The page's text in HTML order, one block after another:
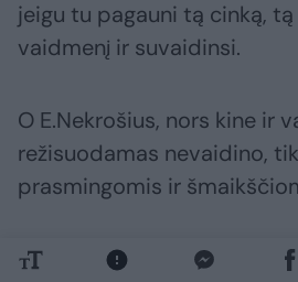
jeigu tu pagauni tą cinką,
vaidmenį ir suvaidinsi.
O E.Nekrošius, nors kine ir
režisuodamas nevaidino,
prasmingomis ir
Atsimenu, kai prieš „Boriso